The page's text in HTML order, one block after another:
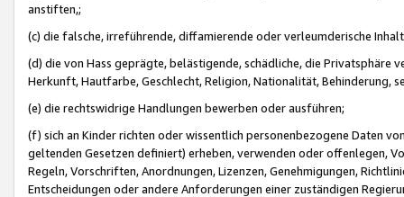
anstiften,;
(c) die falsche, irreführende, diffamierende oder verleumderische
(d) die von Hass geprägte, belästigende, schädliche, die Privatsphäre
Herkunft, Hautfarbe, Geschlecht, Religion, Nationalität, Behinderung,
(e) die rechtswidrige Handlungen bewerben oder ausführen;
(f) sich an Kinder richten oder wissentlich personenbezogene Daten
geltenden Gesetzen definiert) erheben, verwenden oder offenlegen,
Regeln, Vorschriften, Anordnungen, Lizenzen, Genehmigungen,
Entscheidungen oder andere Anforderungen einer zuständigen